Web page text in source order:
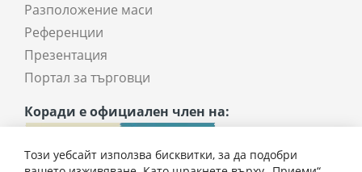
Разположение маси
Референции
Презентация
Портал за търговци
Коради е официален член на:
Този уебсайт използва бисквитки, за да подобри